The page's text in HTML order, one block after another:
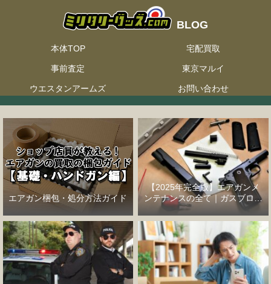
本体TOP 宅配買取
事前査定 東京マルイ
ウエスタンアームズ お問い合わせ
エアガン梱包・処分方法ガイド
【2025年完全版】エアガンメ
ンテナンスの全て｜ガスブロー
バックハンドガン編